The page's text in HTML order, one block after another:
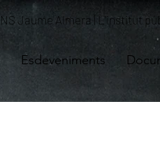
INS Jaume Almera | L'institut
Esdeveniments